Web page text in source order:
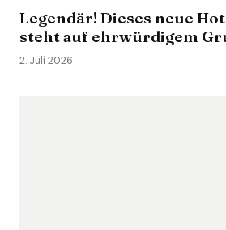
Legendär! Dieses neue
steht auf ehrwürdigem
2. Juli 2026